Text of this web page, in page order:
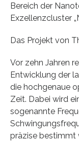
Bereich der
Exzellenzcluster
Das Projekt von
Vor zehn Jahren
Entwicklung der
die hochgenaue
Zeit. Dabei wird
sogenannte
präzise bestimmt